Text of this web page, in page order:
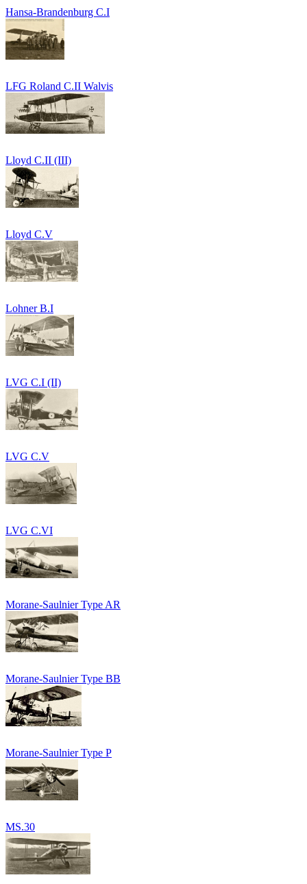
Hansa-Brandenburg C.I
LFG Roland C.II Walvis
Lloyd C.II (III)
Lloyd C.V
Lohner B.I
LVG C.I (II)
LVG C.V
LVG C.VI
Morane-Saulnier Type AR
Morane-Saulnier Type BB
Morane-Saulnier Type P
MS.30